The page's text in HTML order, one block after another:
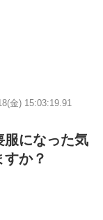
金) 15:03:19.91
服になった気
か？